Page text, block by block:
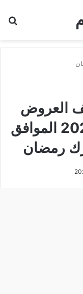
العروض
الأسبوعية 28 فبراير 2024 الموافق